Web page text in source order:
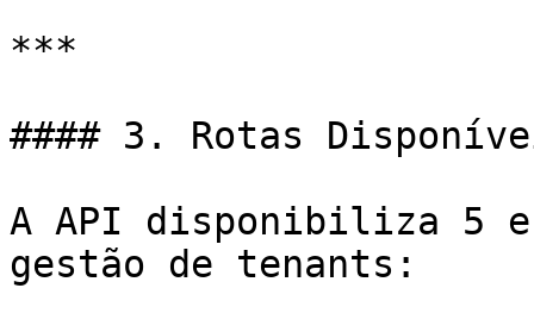
***
#### 3. Rotas
A API disponibiliza 5
gestão de tenants: